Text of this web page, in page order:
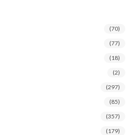
(70)
(77)
(18)
(2)
(297)
(85)
(357)
(179)